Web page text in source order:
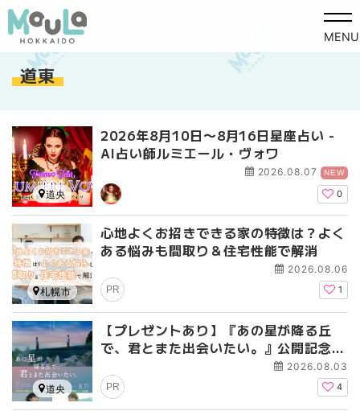
MENU
道東
2026年8月10日〜8月16日星座占い -
AI占い師ルミエール・ヴォワ
2026.08.07 NEW
0
道央
心地よくお招きできる家の特徴は？よく
ある悩みも間取り＆住宅性能で解消
2026.08.06
PR 1
札幌市
【プレゼントあり】『あの星が降る丘
で、君とまた出会いたい。』公開記念プ
レゼントキャンペーン〜『あの花が咲く
丘で、君とまた出会えたら。』の続編に
して完結編
2026.08.03
PR 4
道央